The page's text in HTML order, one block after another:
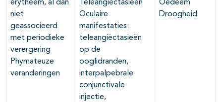
erytheem, al dan
niet
geassocieerd
met periodieke
verergering
Phymateuze
veranderingen
Teleangiëctasieën
Oculaire
manifestaties:
teleangiëctasieën
op de
ooglidranden,
interpalpebrale
conjunctivale
injectie,
Oedeem
Droogheid